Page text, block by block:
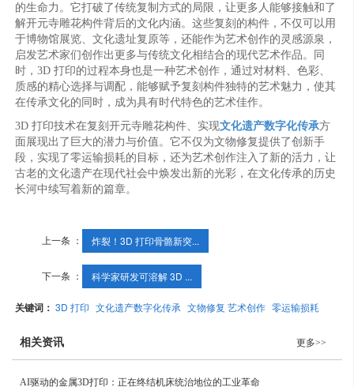
的生命力。它打破了传统复制方式的局限，让更多人能够接触和了
解开元寺雕花构件背后的文化内涵。这些复刻的构件，不仅可以用
于博物馆展览、文化遗址复原等，还能作为艺术创作的灵感源泉，
启发艺术家们创作出更多与传统文化相结合的现代艺术作品。同
时，3D 打印的过程本身也是一种艺术创作，通过对材料、色彩、
质感的精心选择与调配，能够赋予复刻构件独特的艺术魅力，使其
在传承文化的同时，成为具有时代特色的艺术佳作。
3D 打印技术在复刻开元寺雕花构件、实现文化遗产数字化传承方
面展现出了巨大的潜力与价值。它不仅为文物修复提供了创新手
段，实现了零运输损耗的目标，还为艺术创作注入了新的活力，让
古老的文化遗产在现代社会中焕发出新的光彩，在文化传承的历史
长河中续写着新的篇章。
上一条 ： 炸裂！3D 打印骨骼新突...
下一条 ： 科学家研发可溶解 3D ...
关键词：3D 打印 文化遗产数字化传承 文物修复 艺术创作 零运输损耗
相关资讯 更多>>
AI驱动的金属3D打印：正在终结机床统治地位的工业革命